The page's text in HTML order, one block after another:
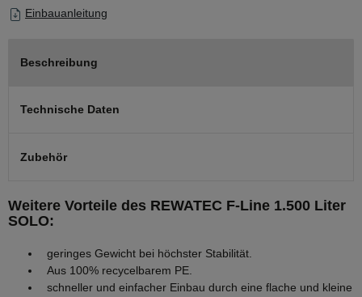
Einbauanleitung
Beschreibung
Technische Daten
Zubehör
Weitere Vorteile des REWATEC F-Line 1.500 Liter
SOLO:
geringes Gewicht bei höchster Stabilität.
Aus 100% recycelbarem PE.
schneller und einfacher Einbau durch eine flache und kleine